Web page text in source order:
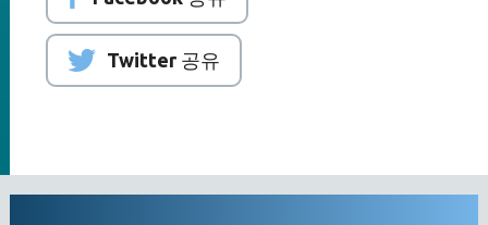
Twitter 공유